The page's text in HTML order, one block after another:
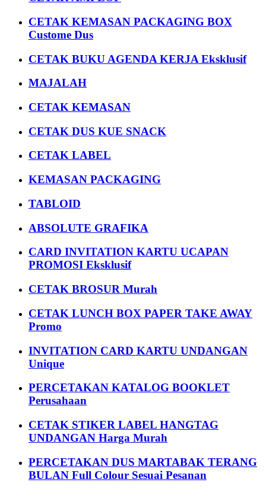
CETAK KEMASAN PACKAGING BOX
Custome Dus
CETAK BUKU AGENDA KERJA Eksklusif
MAJALAH
CETAK KEMASAN
CETAK DUS KUE SNACK
CETAK LABEL
KEMASAN PACKAGING
TABLOID
ABSOLUTE GRAFIKA
CARD INVITATION KARTU UCAPAN
PROMOSI Eksklusif
CETAK BROSUR Murah
CETAK LUNCH BOX PAPER TAKE AWAY
Promo
INVITATION CARD KARTU UNDANGAN
Unique
PERCETAKAN KATALOG BOOKLET
Perusahaan
CETAK STIKER LABEL HANGTAG
UNDANGAN Harga Murah
PERCETAKAN DUS MARTABAK TERANG
BULAN Full Colour Sesuai Pesanan